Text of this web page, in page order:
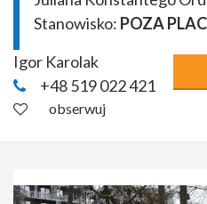
Stanowisko: POZA
Igor Karolak
+48 519 022 421
obserwuj